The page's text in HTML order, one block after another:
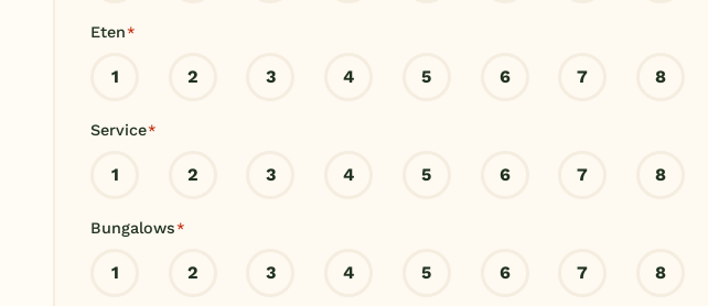
Eten*
1 2 3 4 5 6 7 8
Service*
1 2 3 4 5 6 7 8
Bungalows*
1 2 3 4 5 6 7 8